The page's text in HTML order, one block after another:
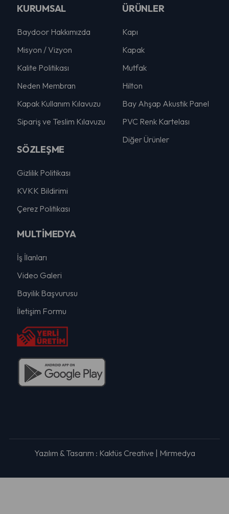
KURUMSAL
Baydoor Hakkımızda
Misyon / Vizyon
Kalite Politikası
Neden Membran
Kapak Kullanım Kılavuzu
Sipariş ve Teslim Kılavuzu
SÖZLEŞME
Gizlilik Politikası
KVKK Bildirimi
Çerez Politikası
ÜRÜNLER
Kapı
Kapak
Mutfak
Hilton
Bay Ahşap Akustik Panel
PVC Renk Kartelası
Diğer Ürünler
MULTİMEDYA
İş İlanları
Video Galeri
Bayilik Başvurusu
İletişim Formu
Yazılım & Tasarım : Kaktüs Creative Mirmedya